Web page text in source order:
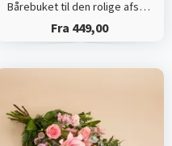
Bårebuket til den rolige afsked
Fra 449,00